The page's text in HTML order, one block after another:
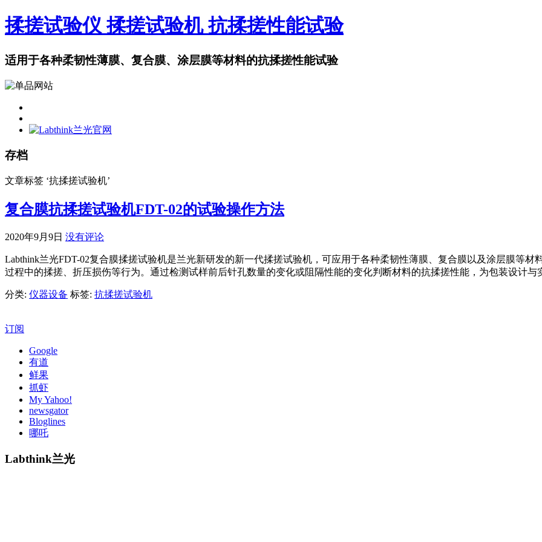
揉搓试验仪 揉搓试验机 抗揉搓性能试验
适用于各种柔韧性薄膜、复合膜、涂层膜等材料的抗揉搓性能试验
存档
文章标签 ‘抗揉搓试验机’
复合膜抗揉搓试验机FDT-02的试验操作方法
2020年9月9日 没有评论
Labthink兰光FDT-02复合膜揉搓试验机是兰光新研发的新一代揉搓试验机，可应用于各种柔韧性薄膜、复合膜以及涂层膜等
过程中的揉搓、折压损伤等行为。通过检测试样前后针孔数量的变化或阻隔性能的变化判断材料的抗揉搓性能，为包装设计与
分类: 仪器设备 标签: 抗揉搓试验机
订阅
Google
有道
鲜果
抓虾
My Yahoo!
newsgator
Bloglines
哪吒
Labthink兰光